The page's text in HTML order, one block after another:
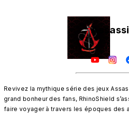
Revivez la mythique série des jeux
grand bonheur des fans, RhinoShield
faire voyager à travers les époques des